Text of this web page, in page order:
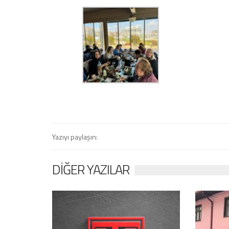
Yazıyı paylaşın:
DIĞER YAZILAR